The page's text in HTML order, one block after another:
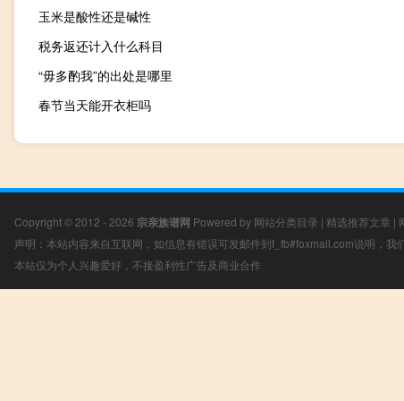
玉米是酸性还是碱性
税务返还计入什么科目
“毋多酌我”的出处是哪里
春节当天能开衣柜吗
Copyright © 2012 - 2026 宗亲族谱网 Powered by 网站分类目录 | 精选推荐文章 |
声明：本站内容来自互联网，如信息有错误可发邮件到f_fb#foxmail.com说明，我
本站仅为个人兴趣爱好，不接盈利性广告及商业合作